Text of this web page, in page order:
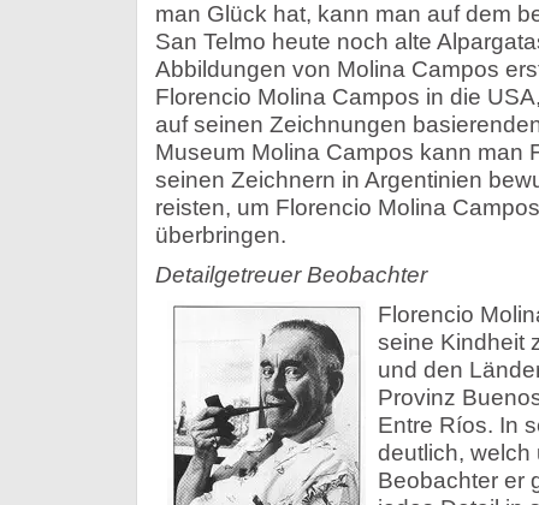
man Glück hat, kann man auf dem
San Telmo heute noch alte
Abbildungen von Molina Campos
Florencio Molina Campos in die
auf seinen Zeichnungen
Museum Molina Campos kann man
seinen Zeichnern in Argentinien
reisten, um Florencio Molina
überbringen.
Detailgetreuer Beobachter
Florencio
seine Kindheit
und den
Provinz
Entre Ríos. In
deutlich, welch
Beobachter er